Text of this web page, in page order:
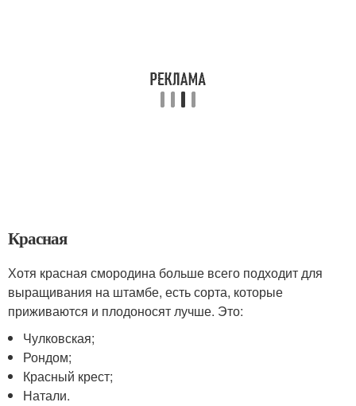
Красная
Хотя красная смородина больше всего подходит для
выращивания на штамбе, есть сорта, которые
приживаются и плодоносят лучше. Это:
Чулковская;
Рондом;
Красный крест;
Натали.